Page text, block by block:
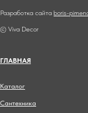
Разработка сайта boris-
© Viva Decor
ГЛАВНАЯ
Каталог
Сантехника